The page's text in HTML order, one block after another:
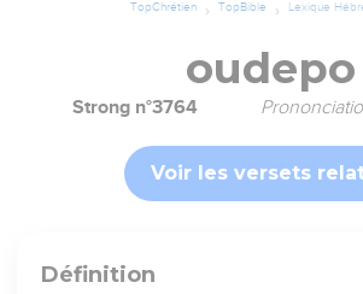
TopChrétien TopBible Lexique
oudepo
Strong n°3764
Voir les versets
Définition